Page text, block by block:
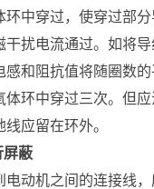
环中穿过，使穿过部
干扰电流通过。如将
感和阻抗值将随圈数
体环中穿过三次。但
应留在环外。
屏蔽
动机之间的连接线，